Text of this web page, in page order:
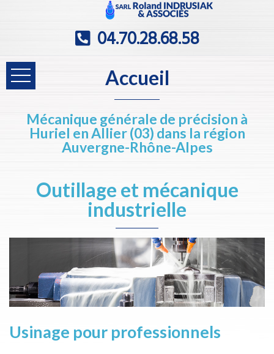
04.70.28.68.58
Accueil
Mécanique générale de précision à
Huriel en Allier (03) dans la région
Auvergne-Rhône-Alpes
Outillage et mécanique
industrielle
Usinage pour professionnels